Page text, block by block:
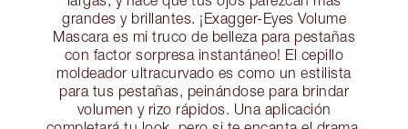
grandes y brillantes. ¡Exagger-Eyes Volume
Mascara es mi truco de belleza para pestañas
con factor sorpresa instantáneo! El cepillo
moldeador ultracurvado es como un estilista
para tus pestañas, peinándose para brindar
volumen y rizo rápidos. Una aplicación